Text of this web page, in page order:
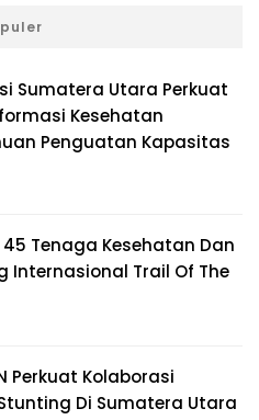
Sumatera Utara Perkuat
Kesehatan
Penguatan Kapasitas
Tenaga Kesehatan Dan
Internasional Trail Of The
Perkuat Kolaborasi
Di Sumatera Utara